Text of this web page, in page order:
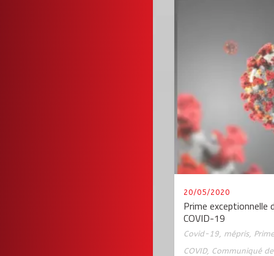
20/05/2020
Prime exceptionnelle
COVID-19
Covid-19, mépris,
COVID, Communiqué